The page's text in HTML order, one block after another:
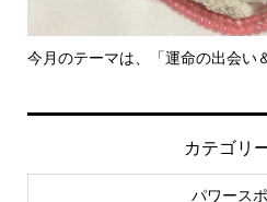
今月のテーマは、「運命の出会い
カテゴリ
パワース